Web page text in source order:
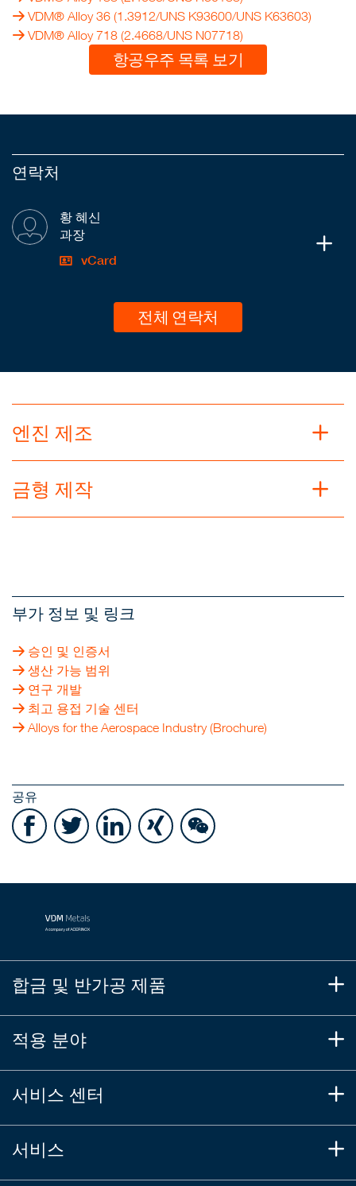
VDM® Alloy 36(1.3912/UNS K93600/UNS K63603)
VDM® Alloy 718(2.4668/UNS N07718)
항공우주 목록 보기
연락처
황 혜신
과장
vCard
전체 연락처
엔진 제조
금형 제작
부가 정보 및 링크
승인 및 인증서
생산 가능 범위
연구 개발
최고 용접 기술 센터
Alloys for the Aerospace Industry (Brochure)
공유
합금 및 반가공 제품
적용 분야
서비스 센터
서비스